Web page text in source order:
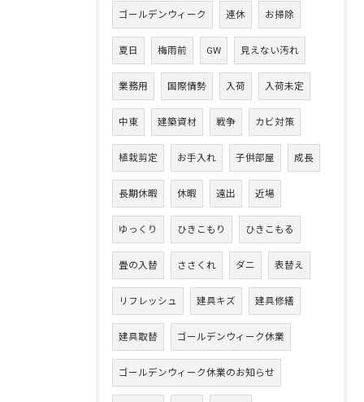
ゴールデンウィーク 連休 お掃除
夏日 梅雨前 GW 見えない汚れ
業務用 国際情勢 入荷 入荷未定
中東 建築資材 戦争 カビ対策
植栽剪定 お手入れ 子供部屋 成長
長期休暇 休暇 遠出 近場
ゆっくり ひきこもり ひきこもる
畳の入替 ささくれ ダニ 表替え
リフレッシュ 建具キズ 建具修繕
建具取替 ゴールデンウィーク休業
ゴールデンウィーク休業のお知らせ